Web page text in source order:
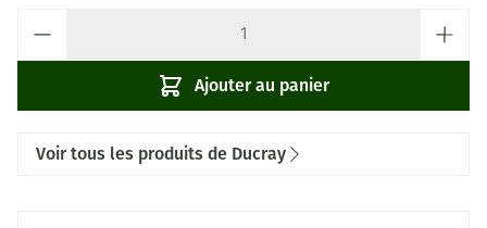
Ajouter au panier
Voir tous les produits de Ducray